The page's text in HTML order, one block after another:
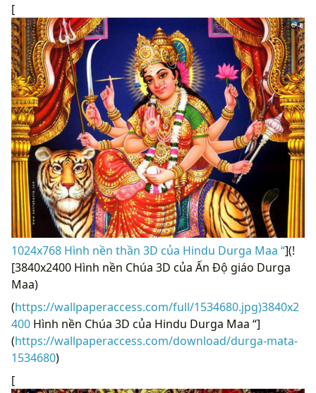
[
1024x768 Hình nền thần 3D của Hindu Durga Maa “](!
[3840x2400 Hình nền Chúa 3D của Ấn Độ giáo Durga
Maa)
(https://wallpaperaccess.com/full/1534680.jpg)3840x2
400 Hình nền Chúa 3D của Hindu Durga Maa “]
(https://wallpaperaccess.com/download/durga-mata-
1534680)
[